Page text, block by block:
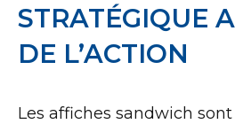
STRATÉGIQUE
DE L’ACTION
Les affiches sandwich